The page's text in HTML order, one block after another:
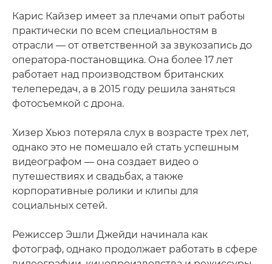
Карис Кайзер имеет за плечами опыт работы
практически по всем специальностям в
отрасли — от ответственной за звукозапись до
оператора-постановщика. Она более 17 лет
работает над производством британских
телепередач, а в 2015 году решила заняться
фотосъемкой с дрона.
Хизер Хьюз потеряла слух в возрасте трех лет,
однако это не помешало ей стать успешным
видеографом — она создает видео о
путешествиях и свадьбах, а также
корпоративные ролики и клипы для
социальных сетей.
Режиссер Эшли Джейди начинала как
фотограф, однако продолжает работать в сфере